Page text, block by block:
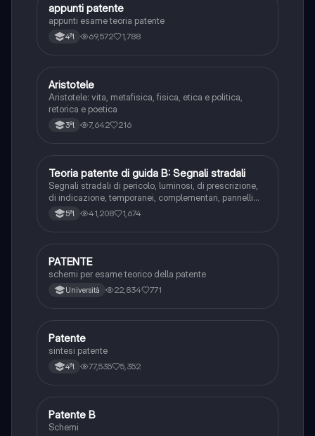
Altro
appunti patente
appunti esame teoria patente
4ªl 69,572 1,788
Filosofia
Aristotele
Aristotele: vita, metafisica, fisica, etica e politica,
retorica e poetica
3ªl 7,642 216
Ed. civ.
Teoria patente di guida B: Segnali stradali
Segnali stradali di pericolo, luminosi, di prescrizione,
di indicazione, temporanei, complementari, pannelli
integrativi, segnaletica orizzontale, segnalazioni
agenti del traffico, distanza di visibilità per l‘arresto,
5ªl 41,208 1,674
Altro
PATENTE
schemi per esame teorico della patente
Università 22,834 771
Altro
Patente
sintesi patente
4ªl 77,535 5,352
Altro
Patente B
Schemi